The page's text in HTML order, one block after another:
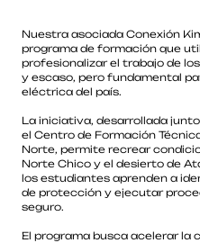
Nuestra asociada Conexión
programa de formación que
profesionalizar el trabajo de
y escaso, pero fundamental
eléctrica del país.
La iniciativa, desarrollada
el Centro de Formación
Norte, permite recrear
Norte Chico y el desierto de
los estudiantes aprenden a
de protección y ejecutar
seguro.
El programa busca acelerar la